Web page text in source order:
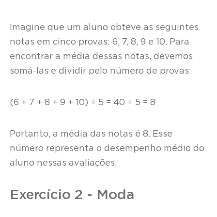
Imagine que um aluno obteve as seguintes
notas em cinco provas: 6, 7, 8, 9 e 10. Para
encontrar a média dessas notas, devemos
somá-las e dividir pelo número de provas:
(6 + 7 + 8 + 9 + 10) ÷ 5 = 40 ÷ 5 = 8
Portanto, a média das notas é 8. Esse
número representa o desempenho médio do
aluno nessas avaliações.
Exercício 2 - Moda